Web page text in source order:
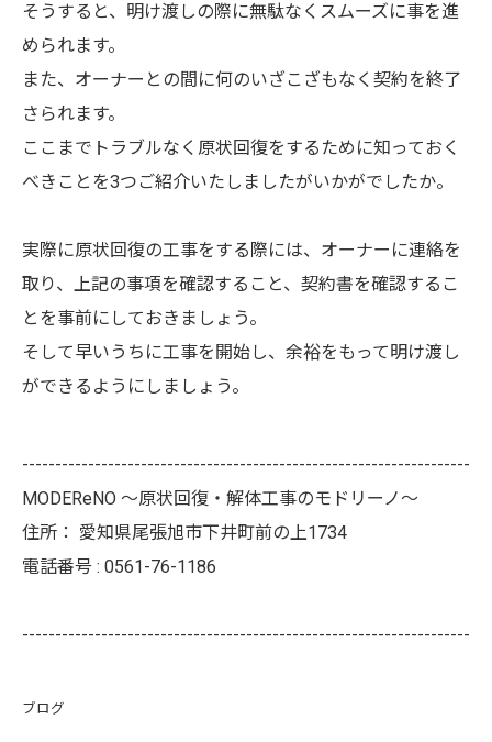
そうすると、明け渡しの際に無駄なくスムーズに事を進
められます。
また、オーナーとの間に何のいざこざもなく契約を終了
さられます。
ここまでトラブルなく原状回復をするために知っておく
べきことを3つご紹介いたしましたがいかがでしたか。
実際に原状回復の工事をする際には、オーナーに連絡を
取り、上記の事項を確認すること、契約書を確認するこ
とを事前にしておきましょう。
そして早いうちに工事を開始し、余裕をもって明け渡し
ができるようにしましょう。
--------------------------------------------------------------------
MODEReNO ～原状回復・解体工事のモドリーノ～
住所： 愛知県尾張旭市下井町前の上1734
電話番号 : 0561-76-1186
--------------------------------------------------------------------
ブログ